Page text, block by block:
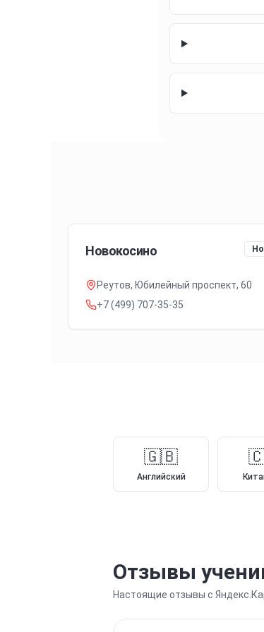
Новокосино
Реутов, Юбилейный проспект, 60
+7 (499) 707-35-35
🇬🇧
Английский
Отзывы
Настоящие отзывы с